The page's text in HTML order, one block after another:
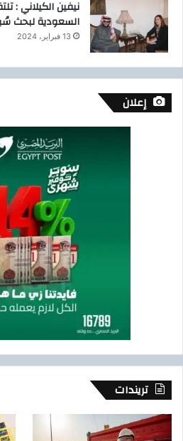
نيفين الكيلاني :
السعودية لبحث
13 فبراير، 2024
إعلان
تريندات